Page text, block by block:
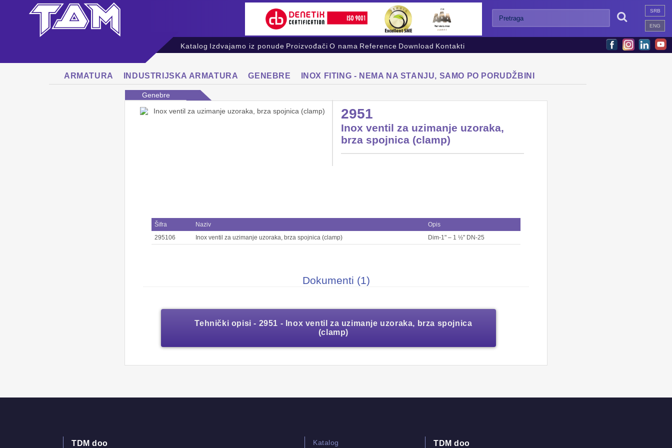
Katalog Izdvajamo iz ponude Proizvođači O nama Reference Download Kontakti
SRB
ENG

ARMATURA INDUSTRIJSKA ARMATURA GENEBRE INOX FITING - NEMA NA STANJU, SAMO PO PORUDŽBINI
Genebre
2951
Inox ventil za uzimanje uzoraka,
brza spojnica (clamp)
Šifra Naziv
Opis
295106
Inox ventil za uzimanje uzoraka, brza spojnica (clamp) Dim-1" – 1 ½" DN-25
Dokumenti (1)
Tehnički opisi - 2951 - Inox ventil za uzimanje uzoraka, brza spojnica
(clamp)
TDM doo Katalog TDM doo